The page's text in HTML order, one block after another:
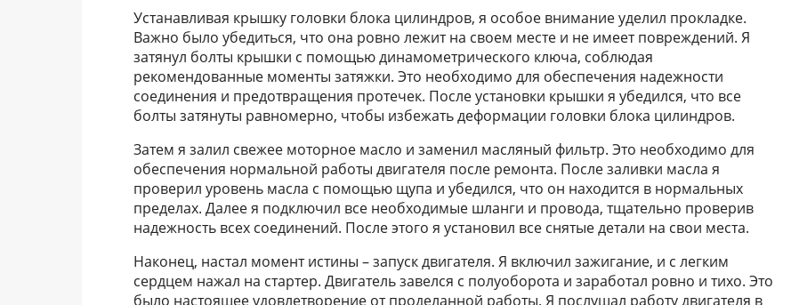
Устанавливая крышку головки блока цилиндров, я особое внимание уделил прокладке.
Важно было убедиться, что она ровно лежит на своем месте и не имеет повреждений. Я
затянул болты крышки с помощью динамометрического ключа, соблюдая
рекомендованные моменты затяжки. Это необходимо для обеспечения надежности
соединения и предотвращения протечек. После установки крышки я убедился, что все
болты затянуты равномерно, чтобы избежать деформации головки блока цилиндров.
Затем я залил свежее моторное масло и заменил масляный фильтр. Это необходимо для
обеспечения нормальной работы двигателя после ремонта. После заливки масла я
проверил уровень масла с помощью щупа и убедился, что он находится в нормальных
пределах. Далее я подключил все необходимые шланги и провода, тщательно проверив
надежность всех соединений. После этого я установил все снятые детали на свои места.
Наконец, настал момент истины – запуск двигателя. Я включил зажигание, и с легким
сердцем нажал на стартер. Двигатель завелся с полуоборота и заработал ровно и тихо. Это
было настоящее удовлетворение от проделанной работы. Я послушал работу двигателя в